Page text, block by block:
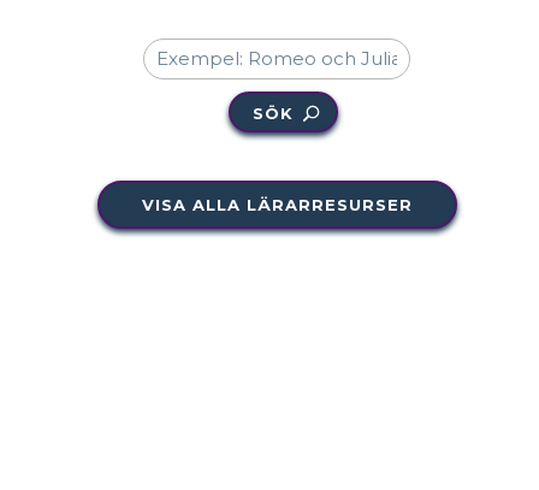
SÖK
VISA ALLA LÄRARRESURSER